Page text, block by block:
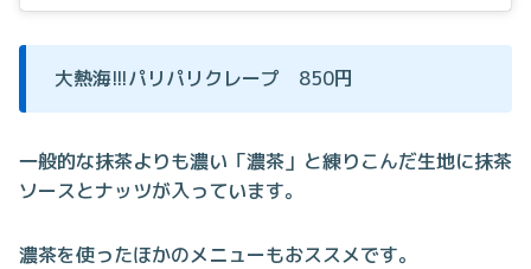
大熱海!!!パリパリクレープ 850円
一般的な抹茶よりも濃い「濃茶」と練りこんだ生地に抹茶
ソースとナッツが入っています。
濃茶を使ったほかのメニューもおススメです。